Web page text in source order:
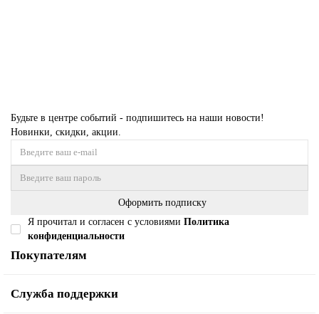
Будьте в центре событий - подпишитесь на наши новости!
Новинки, скидки, акции.
Оформить подписку
Я прочитал и согласен с условиями Политика
конфиденциальности
Покупателям
Служба поддержки